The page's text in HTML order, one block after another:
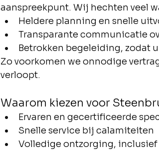
aanspreekpunt. Wij hechten veel
Heldere planning en snelle
Transparante communicatie
Betrokken begeleiding, zodat
Zo voorkomen we onnodige
verloopt.
Waarom kiezen voor
Ervaren en gecertificeerde
Snelle service bij calamiteiten
Volledige ontzorging,